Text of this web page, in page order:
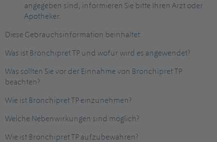
angegeben sind, informieren Sie bitte Ihren Arzt oder
Apotheker.
Diese Gebrauchsinformation beinhaltet:
Was ist Bronchipret TP und wofür wird es angewendet?
Was sollten Sie vor der Einnahme von Bronchipret TP
beachten?
Wie ist Bronchipret TP einzunehmen?
Welche Nebenwirkungen sind möglich?
Wie ist Bronchipret TP aufzubewahren?